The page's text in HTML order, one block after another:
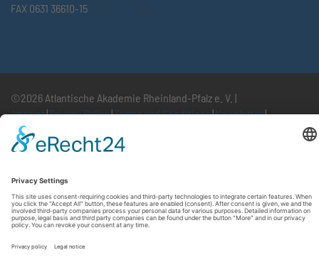
FAX 0631 36610-15
©2026 Atlantische Akademie Rheinland-Pfalz e. V. |
Imprint|Privacy Policy|Terms and Conditions|Newsletter|
Cookie settings